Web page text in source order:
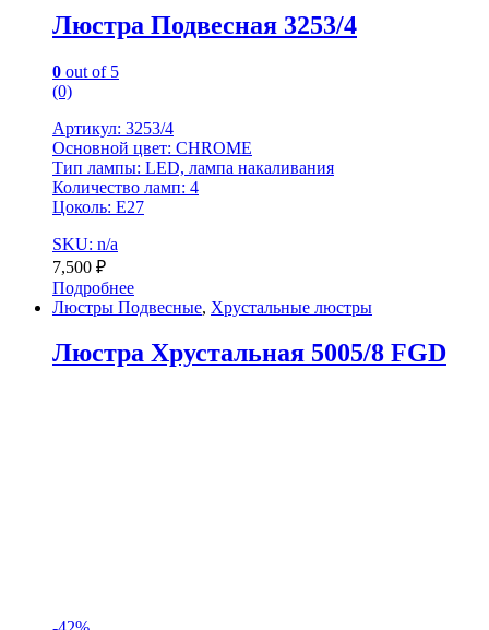
Люстра Подвесная 3253/4
0 out of 5
(0)
Артикул: 3253/4
Основной цвет: CHROME
Тип лампы: LED, лампа накаливания
Количество ламп: 4
Цоколь: Е27
SKU: n/a
7,500 ₽
Подробнее
Люстры Подвесные, Хрустальные люстры
Люстра Хрустальная 5005/8 FGD